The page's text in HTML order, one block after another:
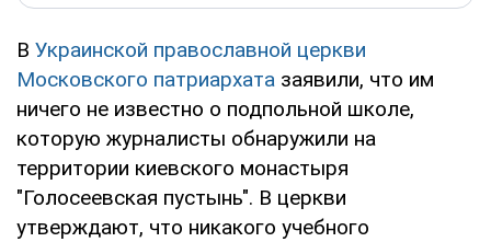
В Украинской православной церкви
Московского патриархата заявили, что им
ничего не известно о подпольной школе,
которую журналисты обнаружили на
территории киевского монастыря
"Голосеевская пустынь". В церкви
утверждают, что никакого учебного